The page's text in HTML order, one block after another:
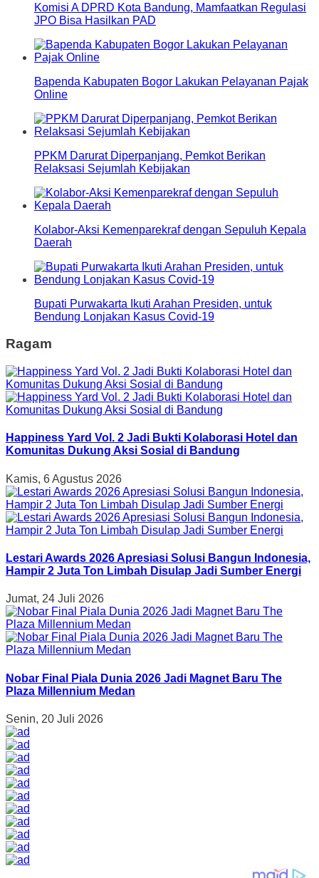
Komisi A DPRD Kota Bandung, Mamfaatkan Regulasi
JPO Bisa Hasilkan PAD
Bapenda Kabupaten Bogor Lakukan Pelayanan Pajak
Online
PPKM Darurat Diperpanjang, Pemkot Berikan
Relaksasi Sejumlah Kebijakan
Kolabor-Aksi Kemenparekraf dengan Sepuluh Kepala
Daerah
Bupati Purwakarta Ikuti Arahan Presiden, untuk
Bendung Lonjakan Kasus Covid-19
Ragam
Happiness Yard Vol. 2 Jadi Bukti Kolaborasi Hotel dan
Komunitas Dukung Aksi Sosial di Bandung
Kamis, 6 Agustus 2026
Lestari Awards 2026 Apresiasi Solusi Bangun Indonesia,
Hampir 2 Juta Ton Limbah Disulap Jadi Sumber Energi
Jumat, 24 Juli 2026
Nobar Final Piala Dunia 2026 Jadi Magnet Baru The
Plaza Millennium Medan
Senin, 20 Juli 2026